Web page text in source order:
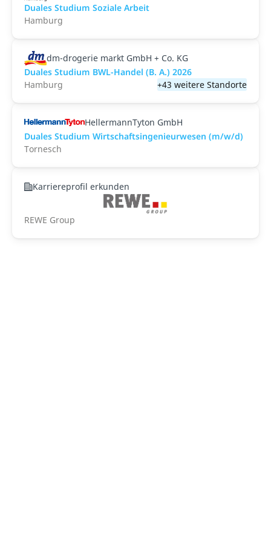
Duales Studium Soziale Arbeit
Hamburg
dm-drogerie markt GmbH + Co. KG
Duales Studium BWL-Handel (B. A.) 2026
Hamburg
+43 weitere Standorte
HellermannTyton GmbH
Duales Studium Wirtschaftsingenieurwesen (m/w/d)
Tornesch
Karriereprofil erkunden
REWE Group